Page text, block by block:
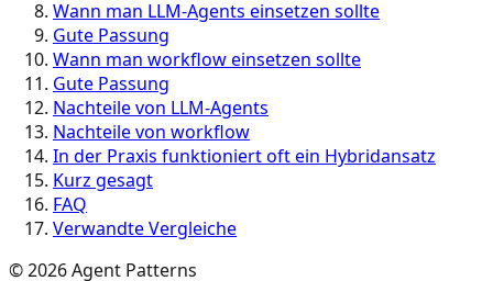
Wann man LLM-Agents einsetzen sollte
Gute Passung
Wann man workflow einsetzen sollte
Gute Passung
Nachteile von LLM-Agents
Nachteile von workflow
In der Praxis funktioniert oft ein Hybridansatz
Kurz gesagt
FAQ
Verwandte Vergleiche
©2026Agent Patterns